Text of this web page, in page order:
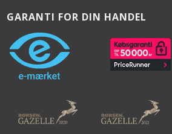
GARANTI FOR DIN HANDEL